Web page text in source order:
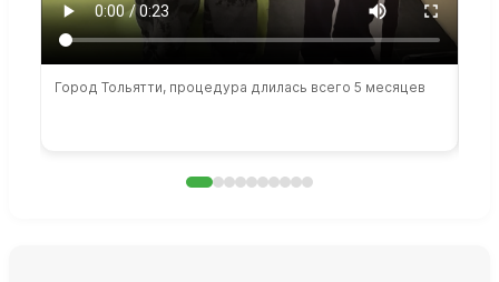
Город Тольятти, процедура длилась всего 5 месяцев